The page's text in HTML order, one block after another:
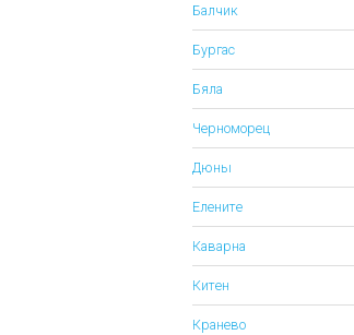
Балчик
Бургас
Бяла
Черноморец
Дюны
Елените
Каварна
Китен
Кранево